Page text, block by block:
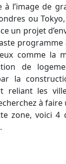
à l’image de
ou
un projet
comme la
de
la
reliant les
à
zone, voici 4